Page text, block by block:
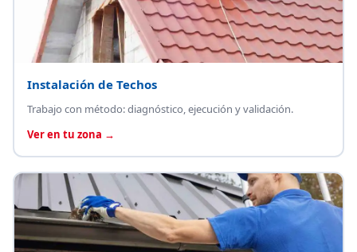
Instalación de Techos
Trabajo con método: diagnóstico, ejecución y validación.
Ver en tu zona →